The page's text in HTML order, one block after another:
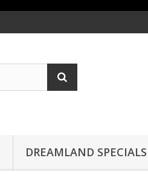
DREAMLAND SPECIALS